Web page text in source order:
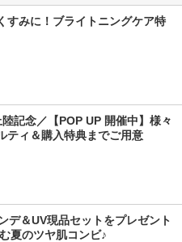
すみに！ブライトニングケア特
記念／【POP UP 開催中】様々
ティ＆購入特典までご用意
デ＆UV現品セットをプレゼント
夏のツヤ肌コンビ♪